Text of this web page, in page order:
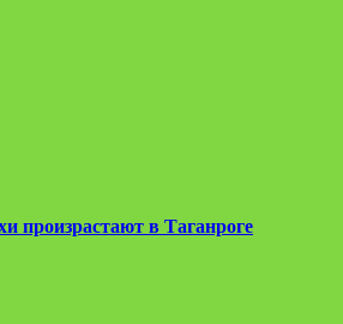
произрастают в Таганроге